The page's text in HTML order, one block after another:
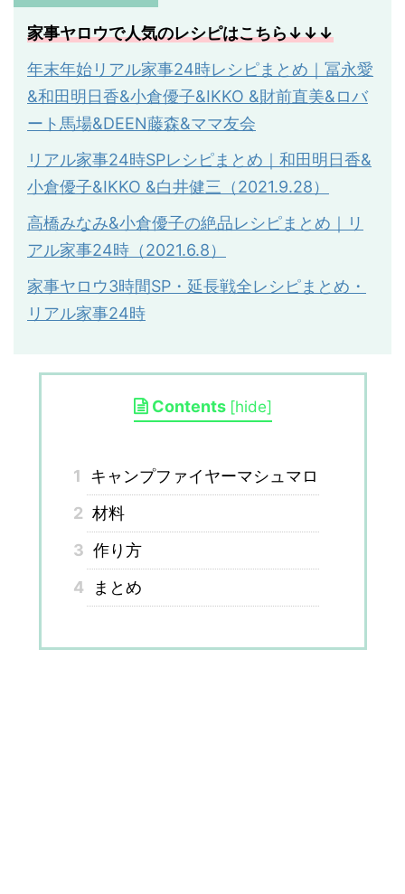
家事ヤロウで人気のレシピはこちら↓↓↓
年末年始リアル家事24時レシピまとめ｜冨永愛
&和田明日香&小倉優子&IKKO &財前直美&ロバ
ート馬場&DEEN藤森&ママ友会
リアル家事24時SPレシピまとめ｜和田明日香&
小倉優子&IKKO &白井健三（2021.9.28）
高橋みなみ&小倉優子の絶品レシピまとめ｜リ
アル家事24時（2021.6.8）
家事ヤロウ3時間SP・延長戦全レシピまとめ・
リアル家事24時
Contents [hide]
1
キャンプファイヤーマシュマロ
2 材料
3 作り方
4
まとめ